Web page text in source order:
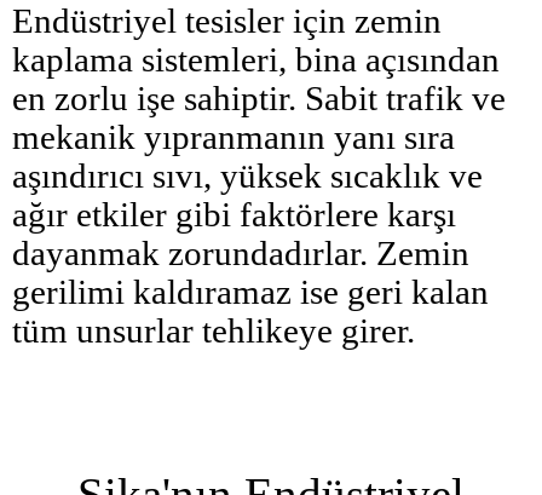
Endüstriyel tesisler için zemin
kaplama sistemleri, bina açısından
en zorlu işe sahiptir. Sabit trafik ve
mekanik yıpranmanın yanı sıra
aşındırıcı sıvı, yüksek sıcaklık ve
ağır etkiler gibi faktörlere karşı
dayanmak zorundadırlar. Zemin
gerilimi kaldıramaz ise geri kalan
tüm unsurlar tehlikeye girer.